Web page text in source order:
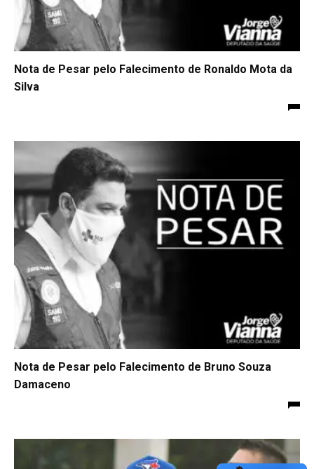
Nota de Pesar pelo Falecimento de Ronaldo Mota da
Silva
Nota de Pesar pelo Falecimento de Bruno Souza
Damaceno